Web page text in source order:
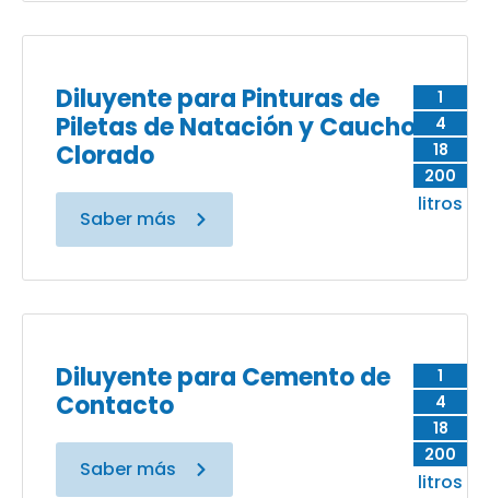
1
4
18
200
litros
Diluyente para Pinturas de
Piletas de Natación y Caucho
Clorado
Saber más
1
4
18
200
litros
Diluyente para Cemento de
Contacto
Saber más